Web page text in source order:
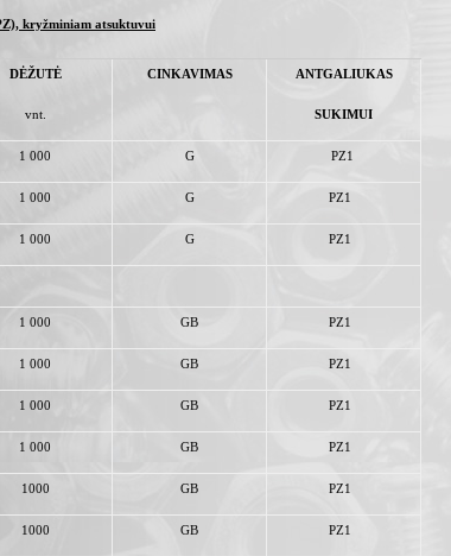
kryžminiam atsuktuvui
DĖŽUTĖ
vnt.
CINKAVIMAS ANTGALIUKAS
SUKIMUI
1 000 G PZ1
1 000 G PZ1
1 000 G PZ1
1 000 GB PZ1
1 000 GB PZ1
1 000 GB PZ1
1 000 GB PZ1
1000 GB PZ1
1000 GB PZ1